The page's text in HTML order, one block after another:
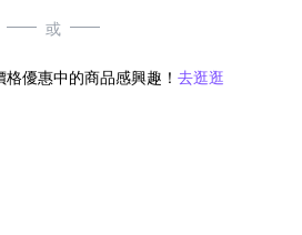
或
優惠中的商品感興趣！ 去逛逛